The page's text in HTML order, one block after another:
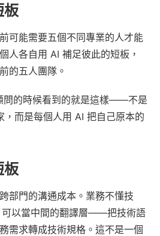
板
可能需要五個不同專業的人才能
人各自用 AI 補足彼此的短板，
的五人團隊。
問的時候看到的就是這樣——不是
，而是每個人用 AI 把自己原本的
板
部門的溝通成本。業務不懂技
可以當中間的翻譯層——把技術語
需求轉成技術規格。這不是一個